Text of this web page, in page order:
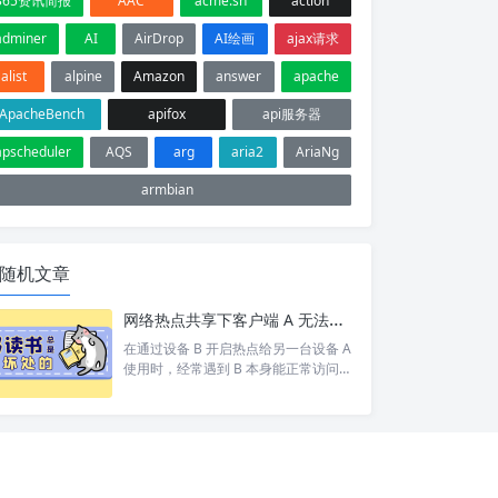
AI AirDrop AI绘画
ajax请求
alist
alpine Amazon answer
apache
apifox
api服务器
AQS arg aria2
AriaNg
armbian
随机文章
网络热点共享下客户端 A 无法访问目标设备 C 排查
在通过设备 B 开启热点给另一台设备 A
使用时，经常遇到 B 本身能正常访问网